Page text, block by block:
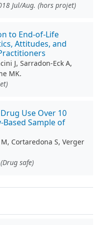
Jul/Aug. (hors projet)
to End-of-Life
Attitudes, and
J, Sarradon-Eck A,
MK.
Use Over 10
Based Sample of
Cortaredona S, Verger
safe)